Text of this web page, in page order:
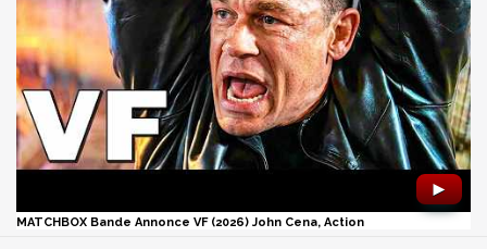
►
MATCHBOX Bande Annonce VF (2026) John Cena, Action